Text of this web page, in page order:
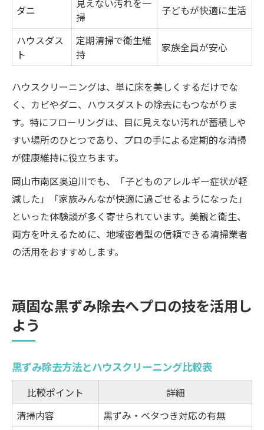
ダニ
見えない汚れを一
掃
子どもが快適に生活
ハウスダス
ト
定期清掃で衛生維
持
家族全員が安心
ハウスクリーニングは、単に床を美しくするだけでな
く、カビやダニ、ハウスダストの除去にもつながりま
す。特にフローリングは、目に見えない汚れが蓄積しや
すい場所のひとつであり、プロの手による定期的な清掃
が健康維持に役立ちます。
岡山市南区奥迫川でも、「子どものアレルギー症状が軽
減した」「家族みんなが快適に過ごせるようになった」
といった体験談が多く寄せられています。美観と衛生、
両方を叶えるために、地域密着型の信頼できる清掃業者
の活用をおすすめします。
頑固な黒ずみ除去へプロの技を活用し
よう
黒ずみ除去方法とハウスクリーニング比較表
比較ポイント
詳細
清掃内容
黒ずみ・ベタつき対応の有無